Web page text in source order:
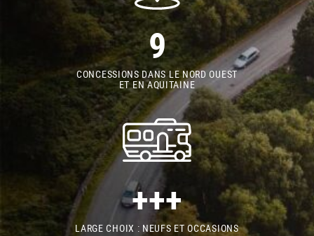
9
CONCESSIONS DANS LE NORD OUEST
ET EN AQUITAINE
+++
LARGE CHOIX : NEUFS ET OCCASIONS